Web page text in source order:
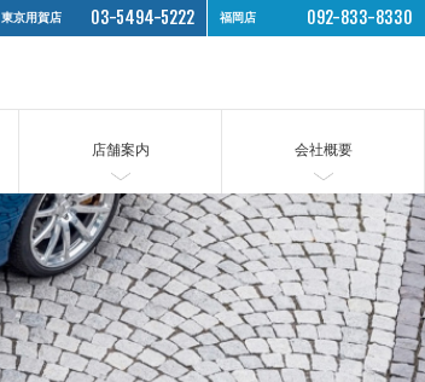
東京用賀店 03-5494-5222 福岡店 092-833-8330
店舗案内 会社概要